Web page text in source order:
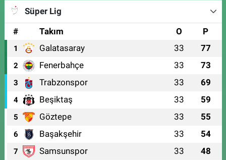
Süper Lig
#
Takım O P
1 Galatasaray 33 77
2 Fenerbahçe 33 73
3 Trabzonspor 33 69
4 Beşiktaş 33 59
5 Göztepe 33 55
6 Başakşehir 33 54
7 Samsunspor 33 48